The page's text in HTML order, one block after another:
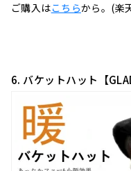
ご購入はこちらから。(楽
6. バケットハット【